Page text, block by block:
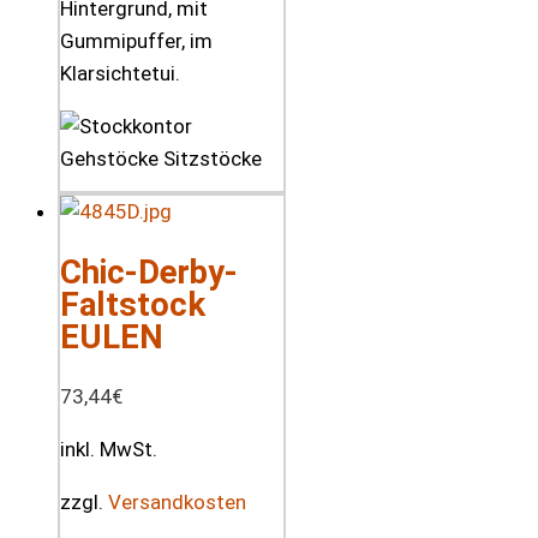
Hintergrund, mit
Gummipuffer, im
Klarsichtetui.
Chic-Derby-
Faltstock
EULEN
73,44€
inkl. MwSt.
zzgl. Versandkosten